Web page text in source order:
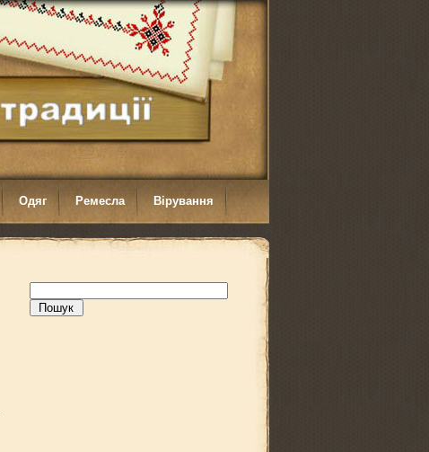
Одяг Ремесла Вірування